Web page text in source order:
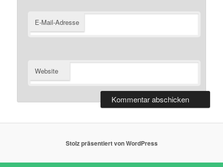
E-Mail-Adresse
Website
Stolz präsentiert von WordPress